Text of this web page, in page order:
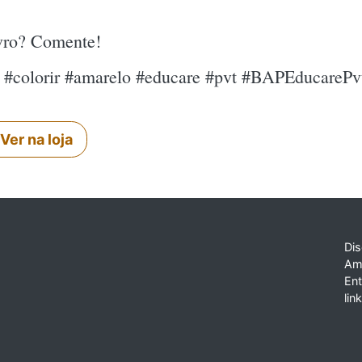
Comente!
#amarelo #educare #pvt
na loja